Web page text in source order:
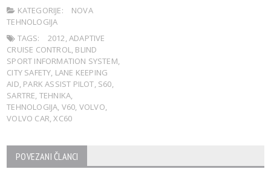
KATEGORIJE:
NOVA
TEHNOLOGIJA
TAGS:
2012,ADAPTIVE
CRUISE CONTROL, BLIND
SPORT INFORMATION SYSTEM,
CITY SAFETY, LANE KEEPING
AID, PARK ASSIST PILOT, S60,
SARTRE, TEHNIKA,
TEHNOLOGIJA, V60, VOLVO,
VOLVO CAR,XC60
POVEZANI ČLANCI